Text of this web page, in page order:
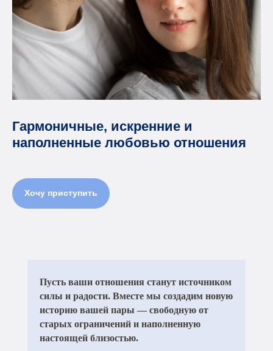
Гармоничные, искренние и
наполненные любовью отношения
Хочу приступить
Пусть ваши отношения станут источником
силы и радости. Вместе мы создадим новую
историю вашей пары — свободную от
старых ограничений и наполненную
настоящей близостью.